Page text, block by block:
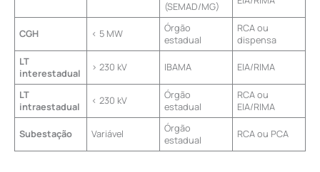
(SEMAD/MG)
CGH < 5 MW
Órgão
estadual
RCA ou
dispensa
LT
interestadual
> 230 kV IBAMA EIA/RIMA
LT
intraestadual
< 230 kV
Órgão
estadual
RCA ou
EIA/RIMA
Subestação Variável
Órgão
estadual
RCA ou PCA